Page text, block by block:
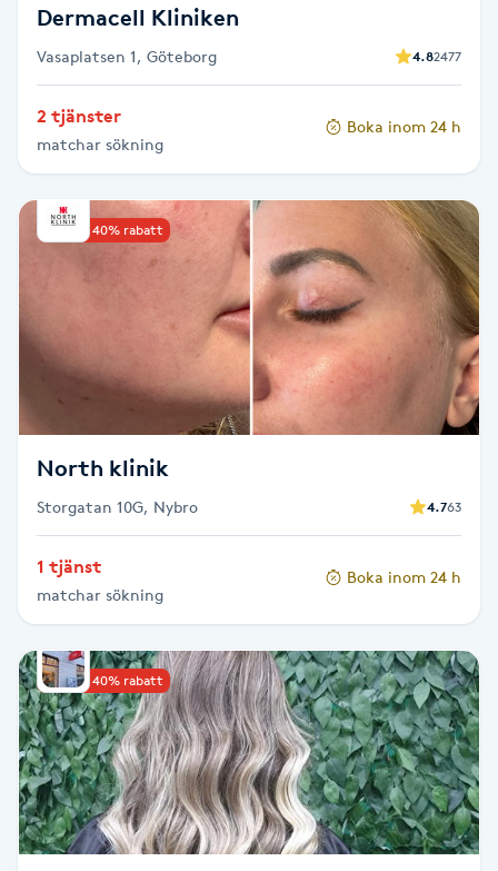
Fransar
Fransborttagning
Fransfärgning
Fransförlängning
Fransförlängning Megavolym
Fransförlängning Volym
Fransk manikyr
Fransrengöring
Frekvensterapi
Friskvård
Frisör
Funktionsanalys
Färgning
Dermacell Kliniken
Vasaplatsen 1, Göteborg 4.82477
2 tjänster
matchar sökning
Boka inom 24 h
Upp till 40% rabatt
North klinik
Storgatan 10G, Nybro 4.763
1 tjänst
matchar sökning
Boka inom 24 h
Upp till 40% rabatt